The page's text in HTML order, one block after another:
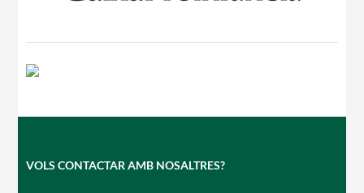
VOLS CONTACTAR AMB NOSALTRES?